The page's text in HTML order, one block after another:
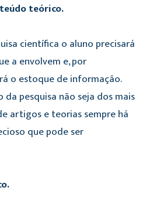
teórico.
científica o aluno precisará
a envolvem e, por
o estoque de informação.
da pesquisa não seja dos mais
artigos e teorias sempre há
que pode ser